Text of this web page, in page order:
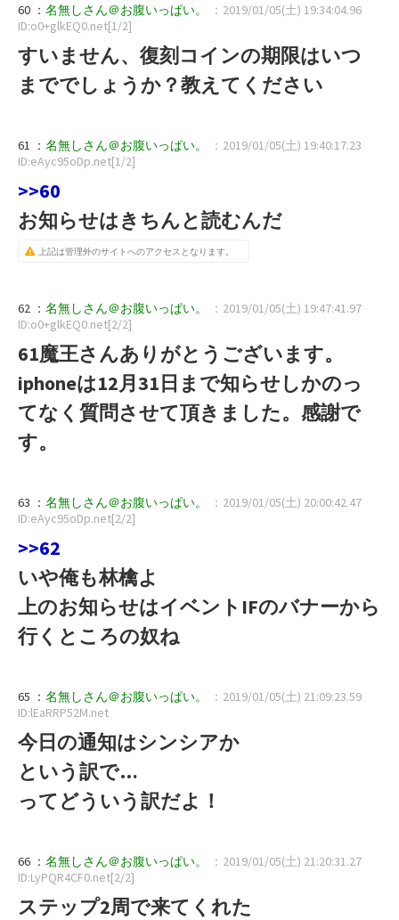
60 ： 名無しさん＠お腹いっぱい。
：2019/01/05(土) 19:34:04.96
ID:o0+glkEQ0.net[1/2]
すいません、復刻コインの期限はいつ
まででしょうか？教えてください
61 ： 名無しさん＠お腹いっぱい。
：2019/01/05(土) 19:40:17.23
ID:eAyc95oDp.net[1/2]
>>60
お知らせはきちんと読むんだ
上記は管理外のサイトへのアクセスとなります。
62 ： 名無しさん＠お腹いっぱい。
：2019/01/05(土) 19:47:41.97
ID:o0+glkEQ0.net[2/2]
61魔王さんありがとうございます。
iphoneは12月31日まで知らせしかのっ
てなく質問させて頂きました。感謝で
す。
63 ： 名無しさん＠お腹いっぱい。
：2019/01/05(土) 20:00:42.47
ID:eAyc95oDp.net[2/2]
>>62
いや俺も林檎よ
上のお知らせはイベントIFのバナーから
行くところの奴ね
65 ： 名無しさん＠お腹いっぱい。
：2019/01/05(土) 21:09:23.59
ID:lEaRRP52M.net
今日の通知はシンシアか
という訳で…
ってどういう訳だよ！
66 ： 名無しさん＠お腹いっぱい。
：2019/01/05(土) 21:20:31.27
ID:LyPQR4CF0.net[2/2]
ステップ2周で来てくれた